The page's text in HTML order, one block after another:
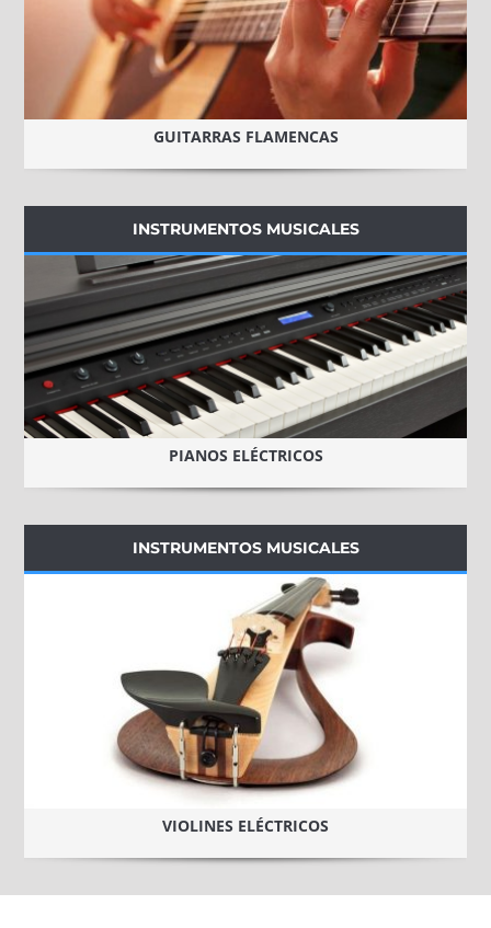
GUITARRAS FLAMENCAS
INSTRUMENTOS MUSICALES
PIANOS ELÉCTRICOS
INSTRUMENTOS MUSICALES
VIOLINES ELÉCTRICOS